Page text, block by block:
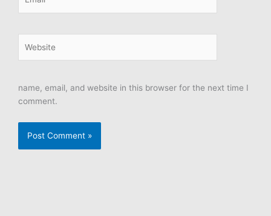
name, email, and website in this browser for the next time I
comment.